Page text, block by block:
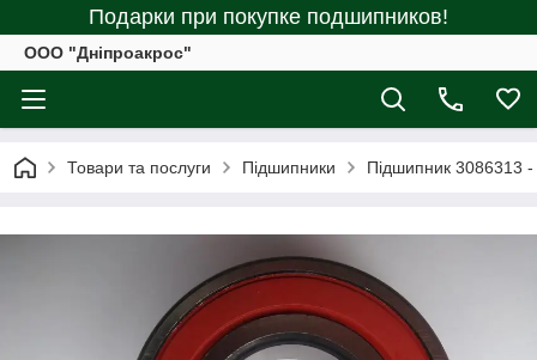
Подарки при покупке подшипников!
ООО "Дніпроакрос"
Товари та послуги Підшипники Підшипник 3086313